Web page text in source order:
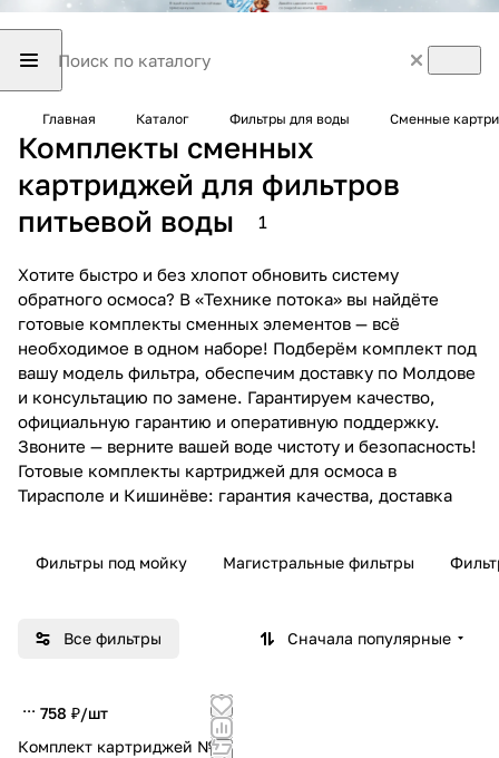
Главная Каталог Фильтры для воды Сменные
Комплекты сменных
картриджей для фильтров
питьевой воды
1
Хотите быстро и без хлопот обновить систему
обратного осмоса? В «Технике потока» вы найдёте
готовые комплекты сменных элементов — всё
необходимое в одном наборе! Подберём комплект под
вашу модель фильтра, обеспечим доставку по Молдове
и консультацию по замене. Гарантируем качество,
официальную гарантию и оперативную поддержку.
Звоните — верните вашей воде чистоту и безопасность!
Готовые комплекты картриджей для осмоса в
Тирасполе и Кишинёве: гарантия качества, доставка
Фильтры под мойку Магистральные фильтры
Все фильтры Сначала популярные
758 ₽/шт
Комплект картриджей №6